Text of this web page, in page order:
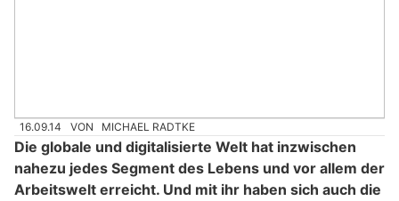
16.09.14 VON MICHAEL RADTKE
Die globale und digitalisierte Welt hat inzwischen
nahezu jedes Segment des Lebens und vor allem der
Arbeitswelt erreicht. Und mit ihr haben sich auch die